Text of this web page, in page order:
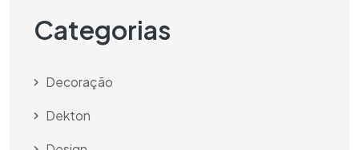
Categorias
Decoração
Dekton